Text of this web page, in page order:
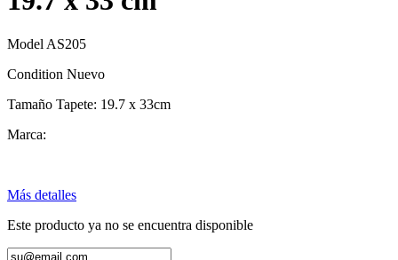
Model AS205
Condition Nuevo
Tamaño Tapete: 19.7 x 33cm
Marca:
Más detalles
Este producto ya no se encuentra disponible